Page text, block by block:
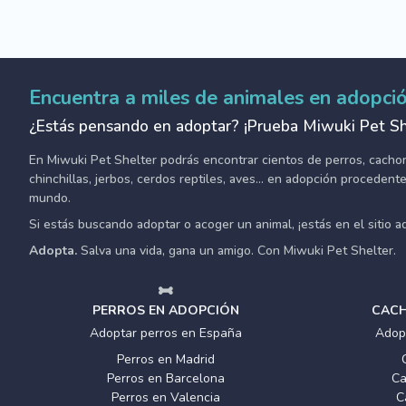
Encuentra a miles de animales en
¿Estás pensando en adoptar? ¡Prueba Miwuki Pet
En Miwuki Pet Shelter podrás encontrar cientos de perros,
chinchillas, jerbos, cerdos reptiles, aves... en adopción
mundo.
Si estás buscando adoptar o acoger un animal, ¡estás en el sitio
Adopta. Salva una vida, gana un amigo. Con Miwuki Pet Shelter.
PERROS EN ADOPCIÓN
Adoptar perros en España
Perros en Madrid
Perros en Barcelona
Perros en Valencia